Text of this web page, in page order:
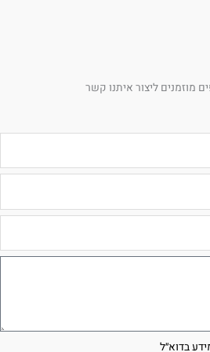
מוזמנים ליצור איתנו קשר
בדוא״ל